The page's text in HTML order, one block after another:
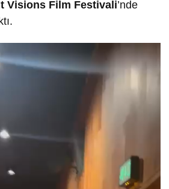
Visions Film Festivali’nde